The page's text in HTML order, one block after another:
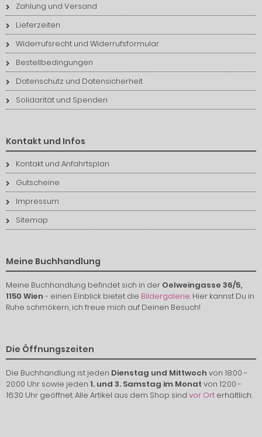
Zahlung und Versand
Lieferzeiten
Widerrufsrecht und Widerrufsformular
Bestellbedingungen
Datenschutz und Datensicherheit
Solidarität und Spenden
Kontakt und Infos
Kontakt und Anfahrtsplan
Gutscheine
Impressum
Sitemap
Meine Buchhandlung
Meine Buchhandlung befindet sich in der Oelweingasse 36/5,
1150 Wien- einen Einblick bietet die Bildergalerie. Hier kannst Du in
Ruhe schmökern, ich freue mich auf Deinen Besuch!
Die Öffnungszeiten
Die Buchhandlung ist jeden Dienstag und Mittwoch von 18:00 -
20:00 Uhr sowie jeden 1. und 3. Samstag im Monat von 12:00 -
16:30 Uhr geöffnet. Alle Artikel aus dem Shop sind vor Ort erhältlich.